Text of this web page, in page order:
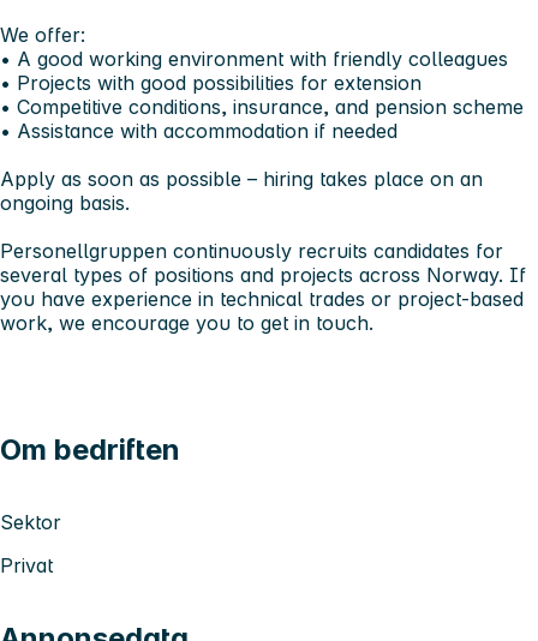
We offer:
• A good working environment with friendly colleagues
• Projects with good possibilities for extension
• Competitive conditions, insurance, and pension scheme
• Assistance with accommodation if needed
Apply as soon as possible – hiring takes place on an
ongoing basis.
Personellgruppen continuously recruits candidates for
several types of positions and projects across Norway. If
you have experience in technical trades or project-based
work, we encourage you to get in touch.
Om bedriften
Sektor
Privat